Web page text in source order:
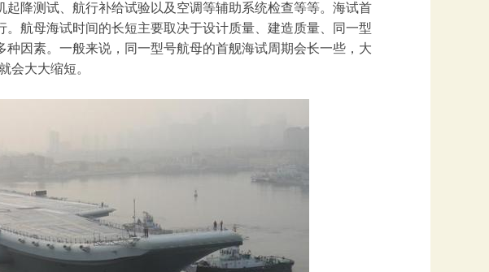
降测试、航行补给试验以及空调等辅助系统检查等等。海试首
航母海试时间的长短主要取决于设计质量、建造质量、同一型
因素。一般来说，同一型号航母的首舰海试周期会长一些，大
会大大缩短。